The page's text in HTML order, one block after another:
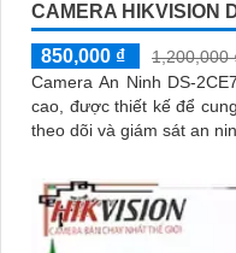
CAMERA HIKVISION
850,000 ₫
1,200,000
Camera An Ninh DS-
cao, được thiết kế để